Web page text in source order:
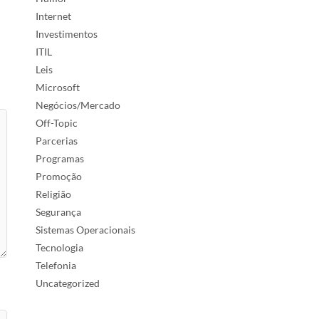
Internet
Investimentos
ITIL
Leis
Microsoft
Negócios/Mercado
Off-Topic
Parcerias
Programas
Promoção
Religião
Segurança
Sistemas Operacionais
Tecnologia
Telefonia
Uncategorized